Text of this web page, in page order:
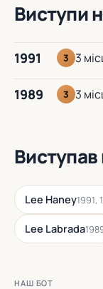
Виступи
1991 3 3
1989 3 3
Виступав
Lee Haney1991,
Lee Labrada
НАШ БОТ